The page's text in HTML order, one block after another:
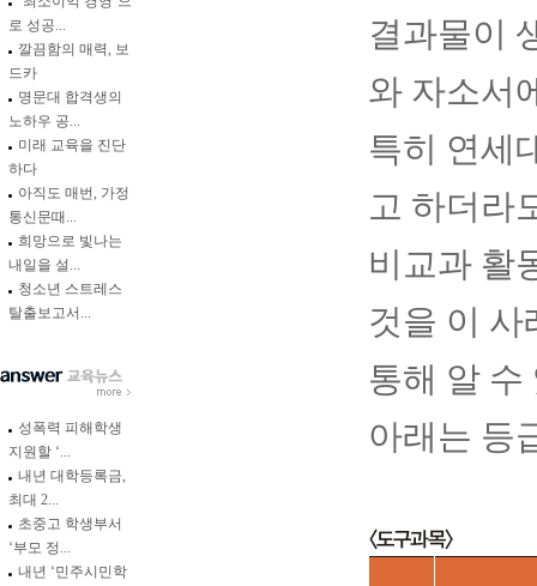
로 성공...
깔끔함의 매력, 보
드카
명문대 합격생의
노하우 공...
미래 교육을 진단
하다
아직도 매번, 가정
통신문때...
희망으로 빛나는
내일을 설...
청소년 스트레스
탈출보고서...
성폭력 피해학생
지원할 ‘...
내년 대학등록금,
최대 2...
초중고 학생부서
‘부모 정...
내년 ‘민주시민학
결과물이
와 자소서
특히 연세
고 하더라
비교과 활
것을 이 사
통해 알 수
아래는 등